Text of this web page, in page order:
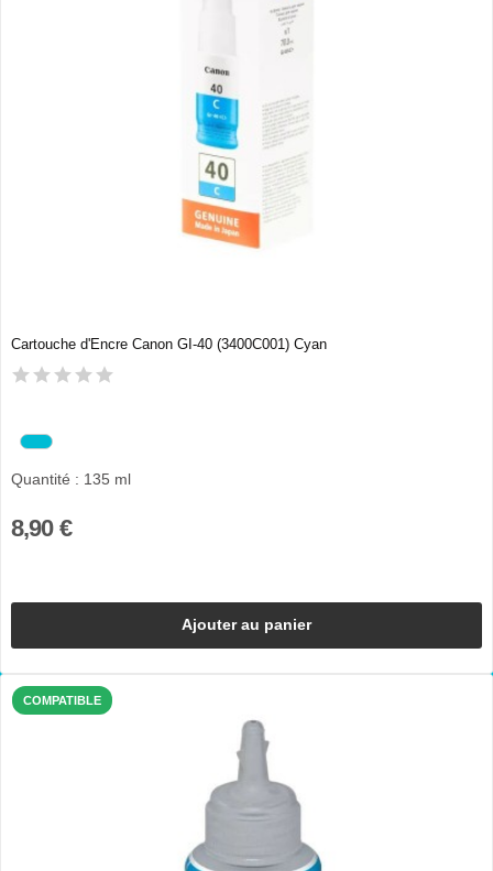
Cartouche d'Encre Canon GI-40 (3400C001) Cyan
Quantité : 135 ml
8,90 €
Ajouter au panier
COMPATIBLE